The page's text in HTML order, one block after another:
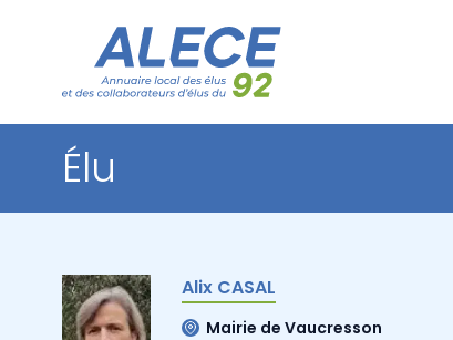
Élu
Alix CASAL
Mairie de Vaucresson